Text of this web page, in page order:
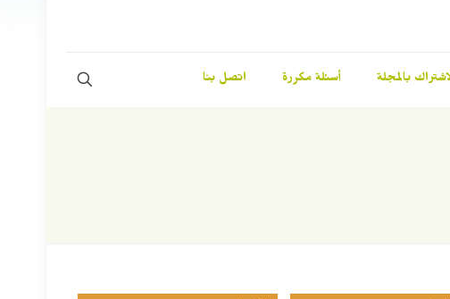
بالمجلة أسئلة مكررة اتصل بنا